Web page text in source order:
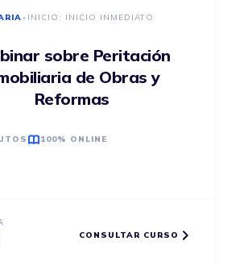
• INICIO: INICIO INMEDIATO
sobre Peritación
de Obras y
Reformas
100% ONLINE
CONSULTAR CURSO